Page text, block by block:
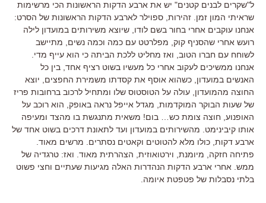
ל"שקרים לבנים קטנים" יש את ארבע הדקות הראשונות הכי מרשימות
שראיתי המון זמן. זהירות, ספוילר לארבע הדקות הראשונות של הסרט:
אנחנו עוקבים אחרי בחור בשם לודו, שיוצא משירותים במועדון לילה
רועש אחרי שהסניף קוק, מפלרטט עם כמה וכמה נשים, מתיישב
לשוחח עם חברו הטוב, ואז מחליט ללכת הביתה כי הוא עייף מדי.
אנחנו ממשיכים לעקוב אחרי כל מעשיו בשוט רציף אחד, בין כל
האנשים במועדון, כשהוא אוסף את קסדתו משמירת החפצים, יוצא
החוצה מהמועדון, עולה על הטוסטוס שלו ומתחיל לרכוב ברחובות פריז
של שעות הבוקר המוקדמות, מגדל אייפל נראה באופק, הוא רוכב על
האופנוע, חוצה צומת כש… בום! משאית מתנגשת בו מהצד ומעיפה
אותו קיבינימט. מהשירותים במועדון ועד לתאונת דרכים בשוט אחד של
ארבע דקות, כולו מלא להטוטים וקאטים נסתרים. מרשים מאוד.
פתיחה חזקה, מיומנת, וירטואוזית, הצהרתית מאוד. ואז: טרגדיה של
ממש. אחרי ארבע הדקות הנהדרות האלה מגיעות שעתיים וחצי פשוט
בלתי נסבלות של פטפטת איומה.